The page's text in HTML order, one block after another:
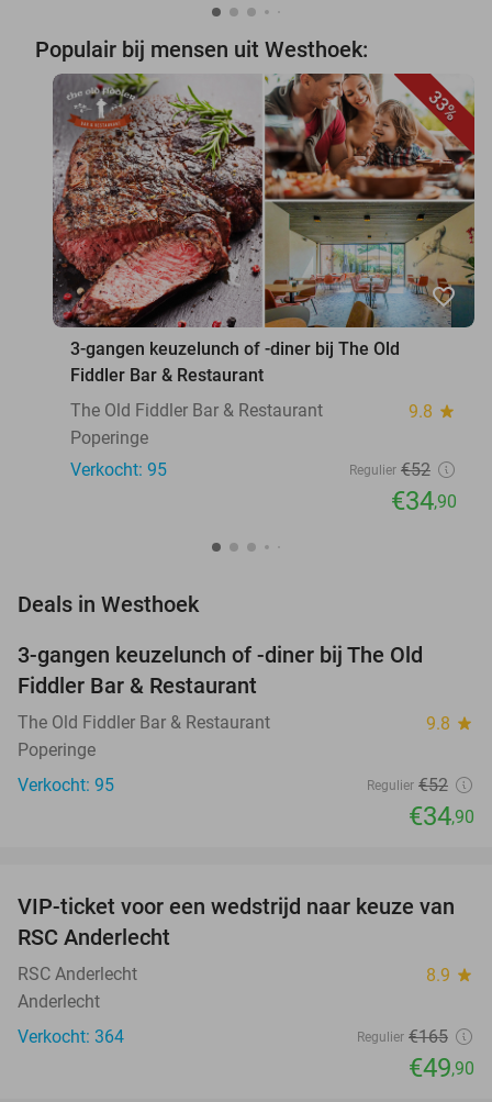
Populair bij mensen uit Westhoek:
33%
favorite_border
3-gangen keuzelunch of -diner bij The Old
Fiddler Bar & Restaurant
The Old Fiddler Bar & Restaurant
9.8 star
Poperinge
Verkocht: 95
Regulier €52
€34,90
Deals in Westhoek
3-gangen keuzelunch of -diner bij The Old
Fiddler Bar & Restaurant
The Old Fiddler Bar & Restaurant 9.8 star
Poperinge
Verkocht: 95
Regulier €52
€34,90
70%
VIP-ticket voor een wedstrijd naar keuze van
RSC Anderlecht
RSC Anderlecht 8.9 star
Anderlecht
Verkocht: 364
Regulier €165
€49,90